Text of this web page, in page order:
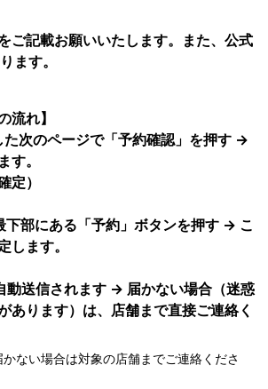
ご記載お願いいたします。また、公式
ます。
流れ】
た次のページで「予約確認」を押す →
す。
定）
下部にある「予約」ボタンを押す → こ
します。
動送信されます → 届かない場合（迷惑
あります）は、店舗まで直接ご連絡く
ない場合は対象の店舗までご連絡くださ